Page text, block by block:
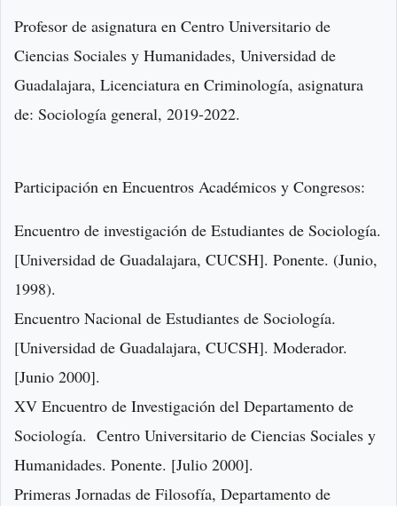
Profesor de asignatura en Centro Universitario de
Ciencias Sociales y Humanidades, Universidad de
Guadalajara, Licenciatura en Criminología, asignatura
de: Sociología general, 2019-2022.
Participación en Encuentros Académicos y Congresos:
Encuentro de investigación de Estudiantes de Sociología.
[Universidad de Guadalajara, CUCSH]. Ponente. (Junio,
1998).
Encuentro Nacional de Estudiantes de Sociología.
[Universidad de Guadalajara, CUCSH]. Moderador.
[Junio 2000].
XV Encuentro de Investigación del Departamento de
Sociología. Centro Universitario de Ciencias Sociales y
Humanidades. Ponente. [Julio 2000].
Primeras Jornadas de Filosofía, Departamento de